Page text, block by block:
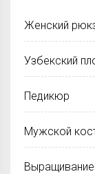
Женский
Узбекский
Педикюр
Мужской